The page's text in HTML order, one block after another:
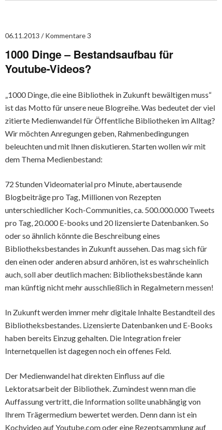
06.11.2013 Kommentare 3
1000 Dinge – Bestandsaufbau für
Youtube-Videos?
„1000 Dinge, die eine Bibliothek in Zukunft bewältigen muss“
ist das Motto für unsere neue Blogreihe. Was bedeutet der viel
zitierte Medienwandel für Öffentliche Bibliotheken im Alltag?
Wir möchten Anregungen geben, Rahmenbedingungen
beleuchten und mit Ihnen diskutieren. Starten wollen wir mit
dem Thema Medienbestand:
72 Stunden Videomaterial pro Minute, abertausende
Blogbeiträge pro Tag, Millionen von Rezepten
unterschiedlicher Koch-Communities, ca. 500.000.000 Tweets
pro Tag, 20.000 E-books und 20 lizensierte Datenbanken. So
oder so ähnlich könnte die Beschreibung eines
Bibliotheksbestandes in Zukunft aussehen. Das mag sich für
den einen oder anderen absurd anhören, ist es wahrscheinlich
auch, soll aber deutlich machen: Bibliotheksbestände kann
man künftig nicht mehr ausschließlich in Regalmetern messen!
In Zukunft werden immer mehr digitale Inhalte Bestandteil des
Bibliotheksbestandes. Lizensierte Datenbanken und E-Books
haben bereits Einzug gehalten. Die Integration freier
Internetquellen ist dagegen noch ein offenes Feld.
Der Medienwandel hat direkten Einfluss auf die
Lektoratsarbeit der Bibliothek. Zumindest wenn man die
Auffassung vertritt, die Information sollte unabhängig von
Ihrem Trägermedium bewertet werden. Denn dann ist ein
Kochvideo auf Youtube.com oder eine Rezeptsammlung auf